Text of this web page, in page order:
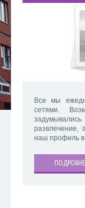
Все мы
сетями.
развлечение,
наш профиль